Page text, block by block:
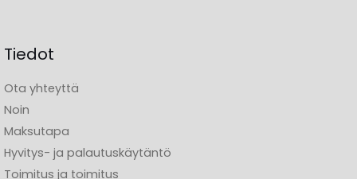
Tiedot
Ota yhteyttä
Noin
Maksutapa
Hyvitys- ja palautuskäytäntö
Toimitus ja toimitus